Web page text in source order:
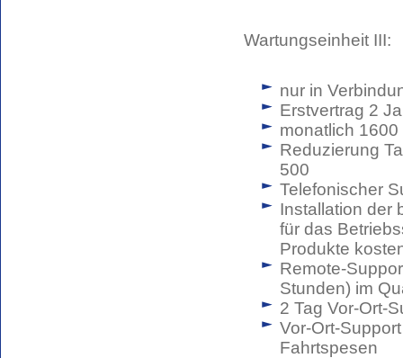
Wartungseinheit III:
nur in
Erstvertrag 2
monatlich
Reduzierung
500
Telefonischer
Installation der
für das
Produkte
Remote-
Stunden) im
2 Tag Vor-Ort-
Vor-Ort-
Fahrtspesen